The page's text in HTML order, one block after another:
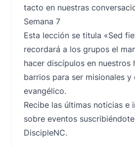
tacto en nuestras
Semana 7
Esta lección se titula «Sed
recordará a los grupos el
hacer discípulos en nuestros
barrios para ser misionales y
evangélico.
Recibe las últimas noticias e
sobre eventos
DiscipleNC.